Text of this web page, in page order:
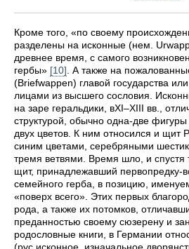
Кроме того, «по своему
разделены на исконные (нем.
древнее время, с самого
гербы» [10] . А также на
(Briefwappen) главой государства
лицами из высшего сословия.
на заре геральдики, вXI–XIII вв.,
структурой, обычно одна-две
двух цветов. К ним относился и щит
синим цветами, серебряными
тремя ветвями. Время шло, и спустя
щит, принадлежавший первопредку-
семейного герба, в позицию,
«поверх всего». Этих первых
рода, а также их потомков,
преданностью своему сюзерену и
родословные книги, в Германии
(рус.исконное, изначальное